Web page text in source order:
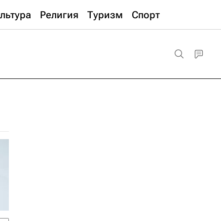
Религия Туризм Спорт